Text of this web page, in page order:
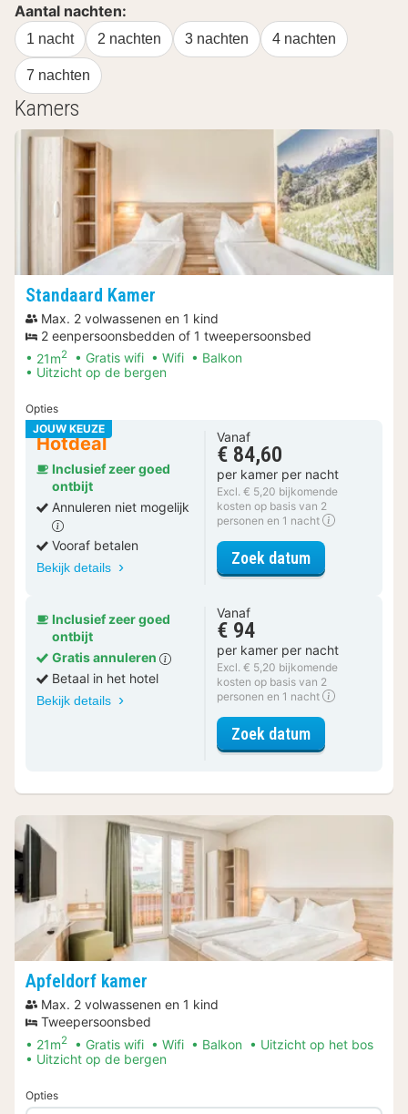
Aantal nachten:
1 nacht 2 nachten 3 nachten 4 nachten
7 nachten
Kamers
Standaard Kamer
Max. 2 volwassenen en 1 kind
2 eenpersoonsbedden of 1 tweepersoonsbed
21m2 Gratis wifi Wifi
Balkon
Uitzicht op de bergen
Opties
JOUW KEUZE
Hotdeal
Inclusief zeer goed
ontbijt
Annuleren niet mogelijk
Vooraf betalen
Bekijk details
Vanaf
€ 84,60
per kamer per nacht
Excl. € 5,20 bijkomende
kosten op basis van 2
personen en 1 nacht
Zoek datumvoor
Inclusief zeer goed
ontbijt
Gratis annuleren
Betaal in het hotel
Bekijk details
Vanaf
€ 94
per kamer per nacht
Excl. € 5,20 bijkomende
kosten op basis van 2
personen en 1 nacht
Zoek datumvoor
Apfeldorf kamer
Max. 2 volwassenen en 1 kind
Tweepersoonsbed
21m2 Gratis wifi Wifi Balkon
Uitzicht op het bos
Uitzicht op de bergen
Opties